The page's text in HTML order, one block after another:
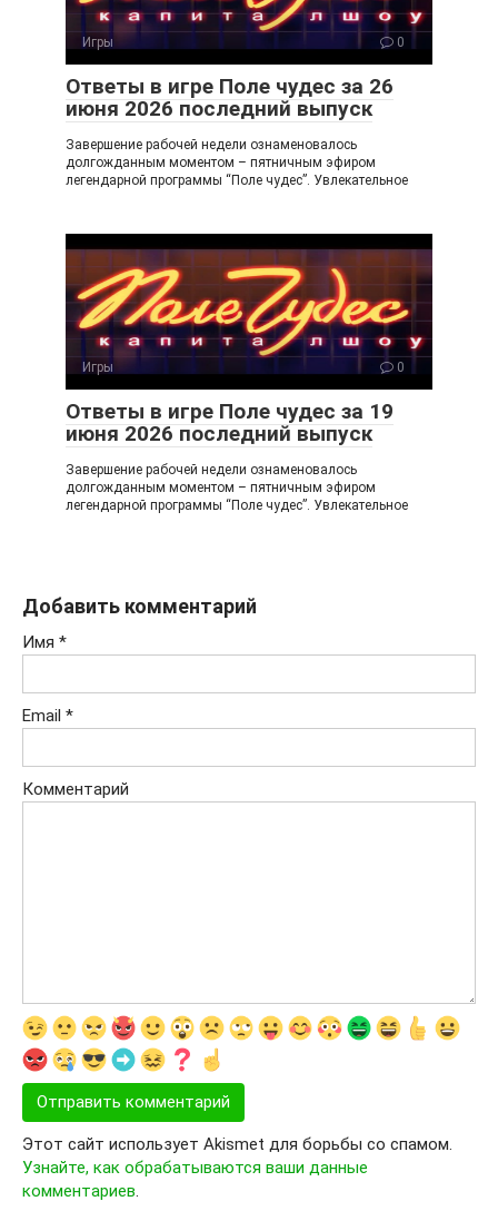
Игры 0
Ответы в игре Поле чудес за 26
июня 2026 последний выпуск
Завершение рабочей недели ознаменовалось
долгожданным моментом – пятничным эфиром
легендарной программы “Поле чудес”. Увлекательное
Игры 0
Ответы в игре Поле чудес за 19
июня 2026 последний выпуск
Завершение рабочей недели ознаменовалось
долгожданным моментом – пятничным эфиром
легендарной программы “Поле чудес”. Увлекательное
Добавить комментарий
Имя *
Email *
Комментарий
Этот сайт использует Akismet для борьбы со спамом.
Узнайте, как обрабатываются ваши данные
комментариев.